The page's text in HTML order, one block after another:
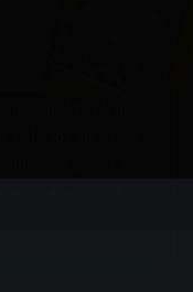
español y